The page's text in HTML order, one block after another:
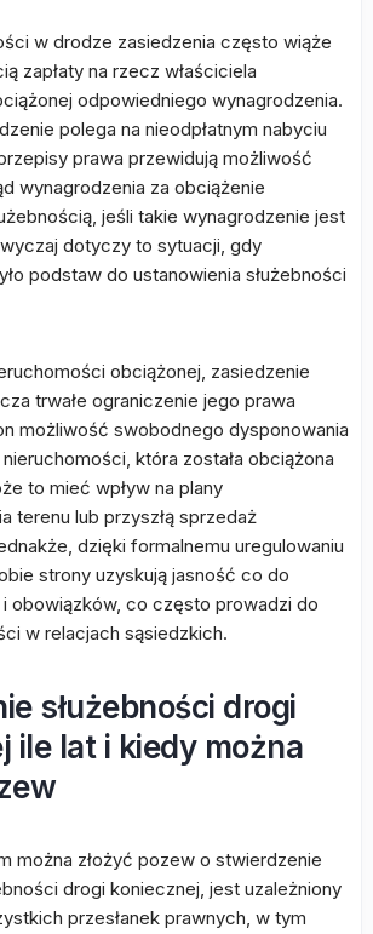
w drodze zasiedzenia często wiąże
zapłaty na rzecz właściciela
odpowiedniego wynagrodzenia.
polega na nieodpłatnym nabyciu
prawa przewidują możliwość
wynagrodzenia za obciążenie
jeśli takie wynagrodzenie jest
dotyczy to sytuacji, gdy
podstaw do ustanowienia służebności
obciążonej, zasiedzenie
trwałe ograniczenie jego prawa
możliwość swobodnego dysponowania
która została obciążona
to mieć wpływ na plany
terenu lub przyszłą sprzedaż
dzięki formalnemu uregulowaniu
strony uzyskują jasność co do
obowiązków, co często prowadzi do
w relacjach sąsiedzkich.
służebności drogi
ile lat i kiedy można
można złożyć pozew o stwierdzenie
drogi koniecznej, jest uzależniony
przesłanek prawnych, w tym